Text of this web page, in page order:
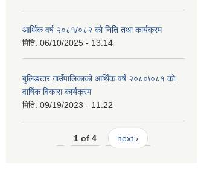
आर्थिक वर्ष २०८१/०८२ को निति तथा कार्यक्रम
मिति: 06/10/2025 - 13:14
बुलिङटार गाउँपालिकाको आर्थिक वर्ष २०८०\०८१ को
वार्षिक विकास कार्यक्रम
मिति: 09/19/2023 - 11:22
1 of 4 next ›